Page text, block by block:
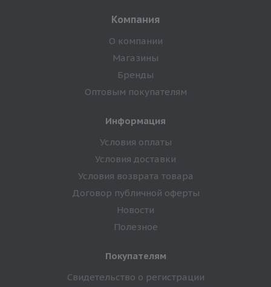
Компания
О компании
Магазины
Бренды
Оптовым покупателям
Информация
Условия оплаты
Условия доставки
Условия возврата товара
Договор публичной оферты
Новости
Полезное
Покупателям
Свидетельство о регистрации